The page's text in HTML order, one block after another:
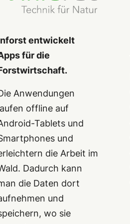
entwickelt
für die
Anwendungen
offline auf
Tablets und
und
die Arbeit im
Dadurch kann
die Daten dort
und
wo sie